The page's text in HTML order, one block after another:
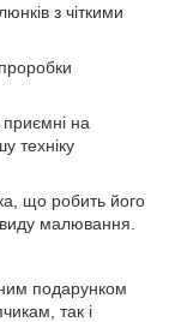
з чіткими
приємні на
техніку
що робить його
малювання.
подарунком
так і